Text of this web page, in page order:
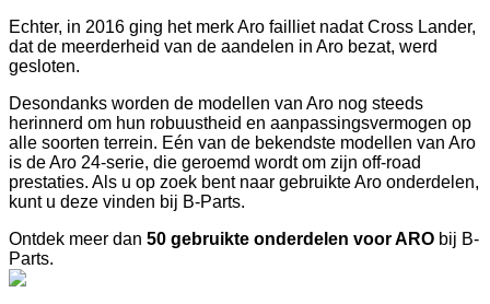
Echter, in 2016 ging het merk Aro failliet nadat Cross Lander,
dat de meerderheid van de aandelen in Aro bezat, werd
gesloten.
Desondanks worden de modellen van Aro nog steeds
herinnerd om hun robuustheid en aanpassingsvermogen op
alle soorten terrein. Eén van de bekendste modellen van Aro
is de Aro 24-serie, die geroemd wordt om zijn off-road
prestaties. Als u op zoek bent naar gebruikte Aro onderdelen,
kunt u deze vinden bij B-Parts.
Ontdek meer dan 50 gebruikte onderdelen voor ARO bij B-
Parts.